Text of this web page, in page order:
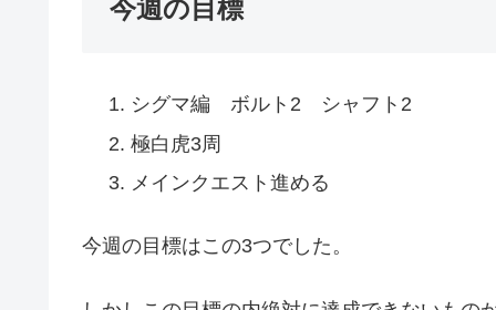
今週の目標
シグマ編 ボルト2 シャフト2
極白虎3周
メインクエスト進める
今週の目標はこの3つでした。